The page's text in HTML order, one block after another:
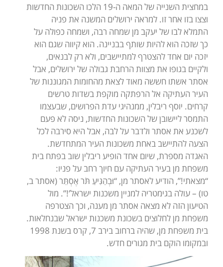
במחצית השנייה של המאה ה-19 הלכו השכונות החדשות
וצצו בזו אחר זו. למראה ירושלים המשנה את פניה
התמלא לבו של יעקב מן שמחה רבה, ושמחה כפולה על
כך שזכה הוא להיות שותף בבניינה. הוא קיווה שגם הוא
יזכה יום אחד להצטרף למתיישבים, ולא רק לבנאים,
ולקיים בגופו את מצוות הרחבת גבולה של ירושלים, אבל
אסתר אשתו חששה מאוד לצאת מהחומות המגוננות של
העיר העתיקה אל הרפתקה מוקפת בשדות טרשים
קרחים. יוסף ריבלין, ממנהיגי עדת הפרושים, שבעצמו
התמסר ליישובן של השכונות החדשות, ניסה לא פעם
לשכנע את אסתר ולדבר על לבה, אבל היא סירבה לכל
הצעה להתיישב באחת משכונות העיר המתחדשת.
האגדה מספרת, שיום אחד הופיע ריבלין שוב בפתח בית
משפחת מן בעיר העתיקה עם חיוך רחב על פניו:
“מצאתי!”, הודיע לאסתר מן, “וּבְהַגִּיעַ תֹּר אֶסְתֵּר (אסתר ב,
טו) – עולה בגימטריה למניין משכנות ישראל’!”. מול
הטיעון הזה לא מצאה אסתר מן מענה, וכך הצטרפה
משפחת מן לחלוצים בשכונת משכנות ישראל שבנחלאות.
בית משפחת מן, שהיה ברחוב בירב 7, קרס בשנת 1998
ובמקומו הוקם בית מגורים חדש.